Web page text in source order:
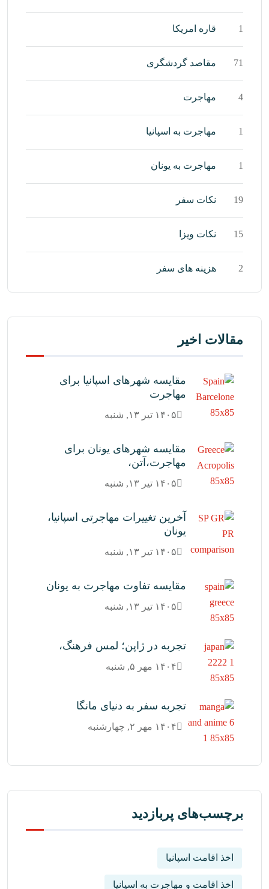
قاره امریکا
مقاصد گردشگری 71
مهاجرت
مهاجرت به اسپانیا
مهاجرت به یونان
نکات سفر 19
نکات ویزا 15
هزینه های سفر
مقالات اخیر
مقایسه شهرهای اسپانیا برای
مهاجرت
۱۴۰۵ تیر ۱۳, شنبه
مقایسه شهرهای یونان برای
مهاجرت،آتن،
۱۴۰۵ تیر ۱۳, شنبه
آخرین تغییرات مهاجرتی اسپانیا،
یونان
۱۴۰۵ تیر ۱۳, شنبه
مقایسه تفاوت مهاجرت به یونان
۱۴۰۵ تیر ۱۳, شنبه
تجربه در ژاپن؛ لمس فرهنگ،
۱۴۰۴ مهر ۵, شنبه
تجربه سفر به دنیای مانگا
۱۴۰۴ مهر ۲, چهارشنبه
برچسب‌های پربازدید
اخذ اقامت اسپانیا
اخذ اقامت و مهاجرت به اسپانیا